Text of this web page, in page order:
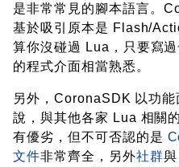
是非常常見的腳本語言。
基於吸引原本是 Flash/
算你沒碰過 Lua，只要寫
的程式介面相當熟悉。
另外，CoronaSDK 以功
說，與其他各家 Lua 相關
有優劣，但不可否認的是
文件非常齊全，另外社群與